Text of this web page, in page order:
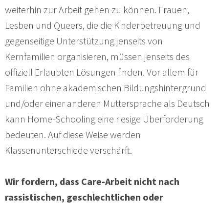
weiterhin zur Arbeit gehen zu können. Frauen,
Lesben und Queers, die die Kinderbetreuung und
gegenseitige Unterstützung jenseits von
Kernfamilien organisieren, müssen jenseits des
offiziell Erlaubten Lösungen finden. Vor allem für
Familien ohne akademischen Bildungshintergrund
und/oder einer anderen Muttersprache als Deutsch
kann Home-Schooling eine riesige Überforderung
bedeuten. Auf diese Weise werden
Klassenunterschiede verschärft.
Wir fordern, dass Care-Arbeit nicht nach
rassistischen, geschlechtlichen oder